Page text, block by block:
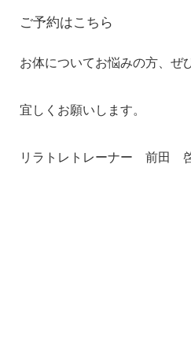
ご予約はこちら
お体についてお悩みの方、ぜ
宜しくお願いします。
リラトレトレーナー 前田